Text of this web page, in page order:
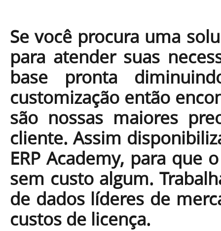
Se você procura uma
para atender suas
base pronta
customização então
são nossas maiores
cliente. Assim
ERP Academy, para que
sem custo algum.
de dados líderes de
custos de licença.